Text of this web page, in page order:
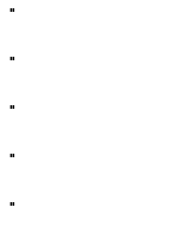
"
"
"
"
"